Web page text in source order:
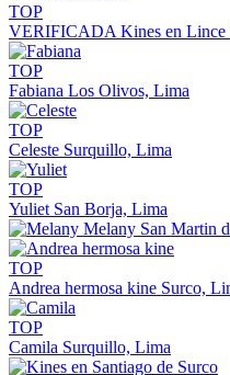
TOP
VERIFICADA Kines en Lince
TOP
Fabiana Los Olivos, Lima
TOP
Celeste Surquillo, Lima
TOP
Yuliet San Borja, Lima
Melany San Martin
TOP
Andrea hermosa kine Surco,
TOP
Camila Surquillo, Lima